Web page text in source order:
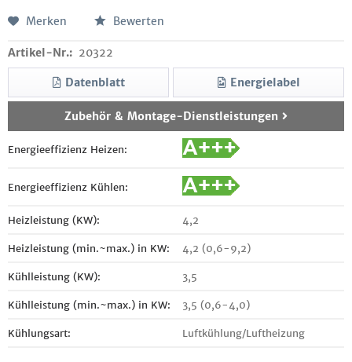
Merken Bewerten
Artikel-Nr.: 20322
Datenblatt Energielabel
Zubehör & Montage-Dienstleistungen
Energieeffizienz Heizen:
Energieeffizienz Kühlen:
Heizleistung (KW): 4,2
Heizleistung (min.~max.) in KW: 4,2 (0,6-9,2)
Kühlleistung (KW): 3,5
Kühlleistung (min.~max.) in KW: 3,5 (0,6-4,0)
Kühlungsart: Luftkühlung/Luftheizung